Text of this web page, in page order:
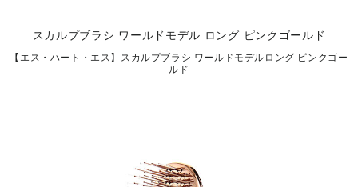
スカルプブラシ ワールドモデル ロング ピンクゴールド
【エス・ハート・エス】スカルプブラシ ワールドモデルロング ピンクゴー
ルド